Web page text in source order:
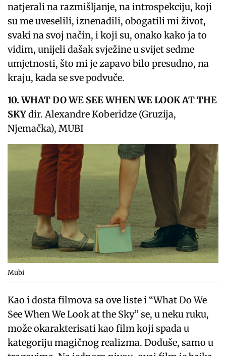
natjerali na razmišljanje, na introspekciju, koji
su me uveselili, iznenadili, obogatili mi život,
svaki na svoj način, i koji su, onako kako ja to
vidim, unijeli dašak svježine u svijet sedme
umjetnosti, što mi je zapavo bilo presudno, na
kraju, kada se sve podvuče.
10. WHAT DO WE SEE WHEN WE LOOK AT THE
SKYdir. Alexandre Koberidze (Gruzija,
Njemačka), MUBI
Mubi
Kao i dosta filmova sa ove liste i “What Do We
See When We Look at the Sky” se, u neku ruku,
može okarakterisati kao film koji spada u
kategoriju magičnog realizma. Doduše, samo u